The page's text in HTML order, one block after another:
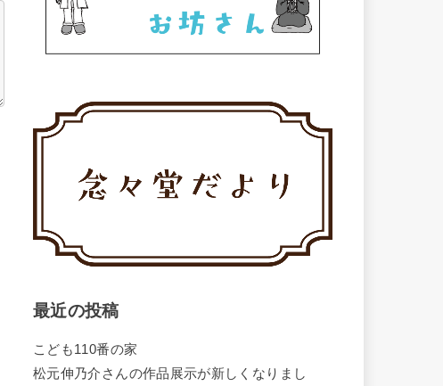
最近の投稿
こども110番の家
松元伸乃介さんの作品展示が新しくなりまし